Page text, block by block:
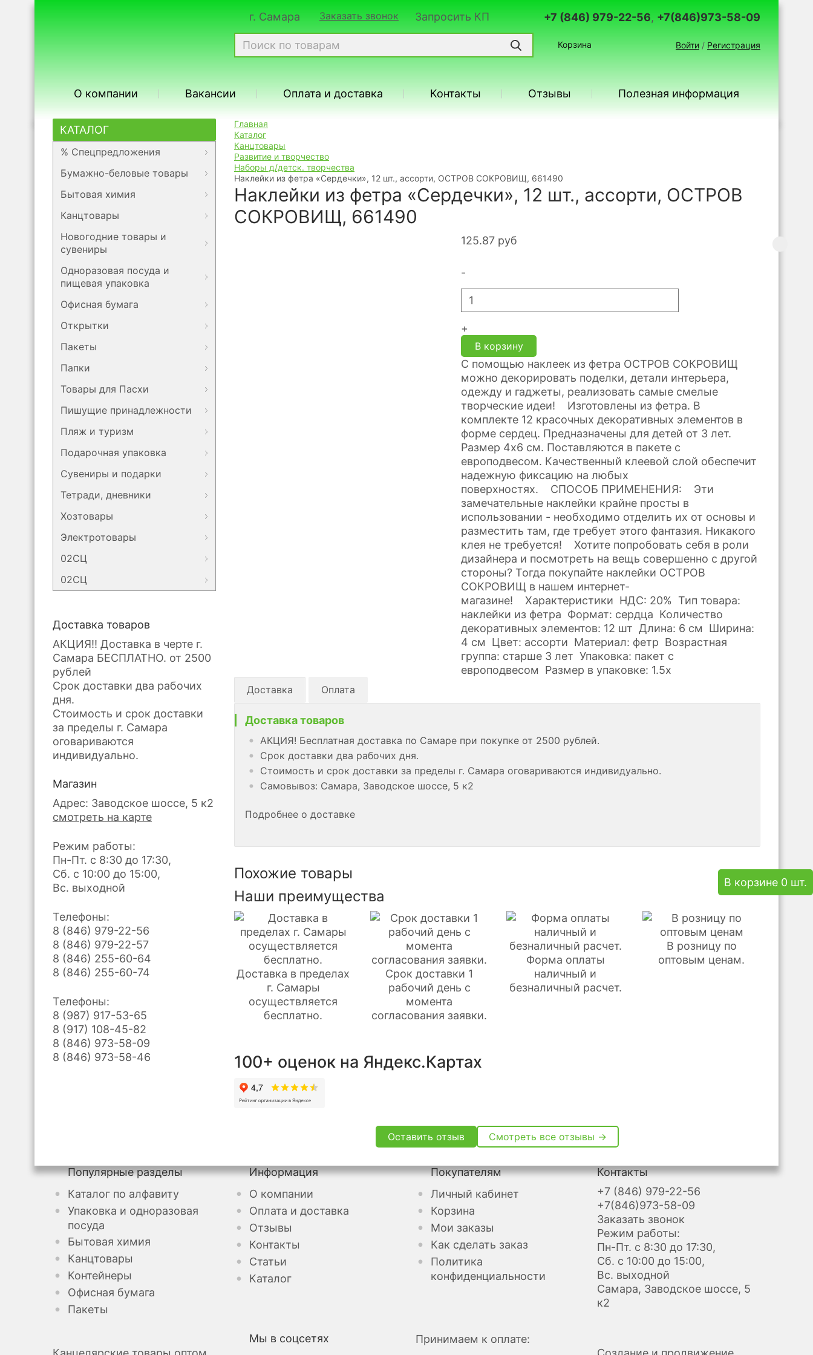
г. Самара Заказать звонок Запросить КП +7 (846) 979-22-56, +7(846)973-58-09
Корзина Войти / Регистрация
В корзине 0 шт.
О компании Вакансии Оплата и доставка Контакты Отзывы Полезная информация
КАТАЛОГ
% Спецпредложения
Бумажно-беловые товары
Бытовая химия
Канцтовары
Новогодние товары и
сувениры
Одноразовая посуда и
пищевая упаковка
Офисная бумага
Открытки
Пакеты
Папки
Товары для Пасхи
Пишущие принадлежности
Пляж и туризм
Подарочная упаковка
Сувениры и подарки
Тетради, дневники
Хозтовары
Электротовары
02СЦ
02СЦ
Доставка товаров
АКЦИЯ!! Доставка в черте г.
Самара БЕСПЛАТНО. от 2500
рублей
Срок доставки два рабочих
дня.
Стоимость и срок доставки
за пределы г. Самара
оговариваются
индивидуально.
Магазин
Адрес: Заводское шоссе, 5 к2
смотреть на карте
Режим работы:
Пн-Пт. с 8:30 до 17:30,
Сб. с 10:00 до 15:00,
Вс. выходной
Телефоны:
8 (846) 979-22-56
8 (846) 979-22-57
8 (846) 255-60-64
8 (846) 255-60-74
Телефоны:
8 (987) 917-53-65
8 (917) 108-45-82
8 (846) 973-58-09
8 (846) 973-58-46
Главная
Каталог
Канцтовары
Развитие и творчество
Наборы д/детск. творчества
Наклейки из фетра «Сердечки», 12 шт., ассорти, ОСТРОВ СОКРОВИЩ, 661490
Наклейки из фетра «Сердечки», 12 шт., ассорти, ОСТРОВ
СОКРОВИЩ, 661490
125.87 руб
-
+
В корзину
С помощью наклеек из фетра ОСТРОВ СОКРОВИЩ
можно декорировать поделки, детали интерьера,
одежду и гаджеты, реализовать самые смелые
творческие идеи! Изготовлены из фетра. В
комплекте 12 красочных декоративных элементов в
форме сердец. Предназначены для детей от 3 лет.
Размер 4х6 см. Поставляются в пакете с
европодвесом. Качественный клеевой слой обеспечит
надежную фиксацию на любых
поверхностях. СПОСОБ ПРИМЕНЕНИЯ: Эти
замечательные наклейки крайне просты в
использовании - необходимо отделить их от основы и
разместить там, где требует этого фантазия. Никакого
клея не требуется! Хотите попробовать себя в роли
дизайнера и посмотреть на вещь совершенно с другой
стороны? Тогда покупайте наклейки ОСТРОВ
СОКРОВИЩ в нашем интернет-
магазине! Характеристики НДС: 20% Тип товара:
наклейки из фетра Формат: сердца Количество
декоративных элементов: 12 шт Длина: 6 см Ширина:
4 см Цвет: ассорти Материал: фетр Возрастная
группа: старше 3 лет Упаковка: пакет с
европодвесом Размер в упаковке: 1.5x
Доставка Оплата
Доставка товаров
АКЦИЯ! Бесплатная доставка по Самаре при покупке от 2500 рублей.
Срок доставки два рабочих дня.
Стоимость и срок доставки за пределы г. Самара оговариваются индивидуально.
Самовывоз: Самара, Заводское шоссе, 5 к2
Подробнее о доставке
Похожие товары
Наши преимущества
Доставка в пределах
г. Самары
осуществляется
бесплатно.
Срок доставки 1
рабочий день с
момента
согласования заявки.
Форма оплаты
наличный и
безналичный расчет.
В розницу по
оптовым ценам.
100+ оценок на Яндекс.Картах
Оставить отзыв Смотреть все отзывы →
Популярные разделы
Каталог по алфавиту
Упаковка и одноразовая
посуда
Бытовая химия
Канцтовары
Контейнеры
Офисная бумага
Пакеты
Информация
О компании
Оплата и доставка
Отзывы
Контакты
Статьи
Каталог
Покупателям
Личный кабинет
Корзина
Мои заказы
Как сделать заказ
Политика
конфиденциальности
Контакты
+7 (846) 979-22-56
+7(846)973-58-09
Заказать звонок
Режим работы:
Пн-Пт. с 8:30 до 17:30,
Сб. с 10:00 до 15:00,
Вс. выходной
Самара, Заводское шоссе, 5
к2
Мы в соцсетях
Принимаем к оплате: